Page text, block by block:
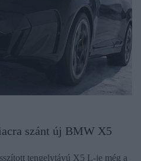
szánt új BMW X5
tengelytávú X5 L-je még a